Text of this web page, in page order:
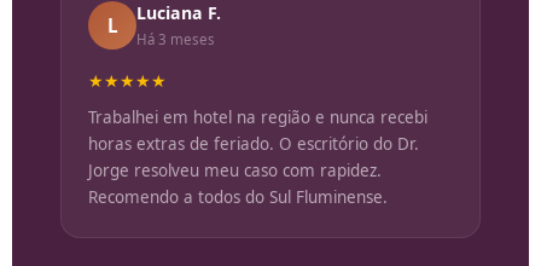
L
Luciana F.
Há 3 meses
★★★★★
Trabalhei em hotel na região e nunca recebi
horas extras de feriado. O escritório do Dr.
Jorge resolveu meu caso com rapidez.
Recomendo a todos do Sul Fluminense.